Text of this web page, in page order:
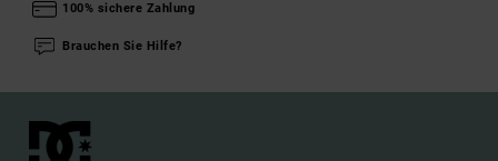
100% sichere Zahlung
Brauchen Sie Hilfe?